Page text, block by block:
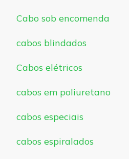
Cabo sob encomenda
cabos blindados
Cabos elétricos
cabos em poliuretano
cabos especiais
cabos espiralados